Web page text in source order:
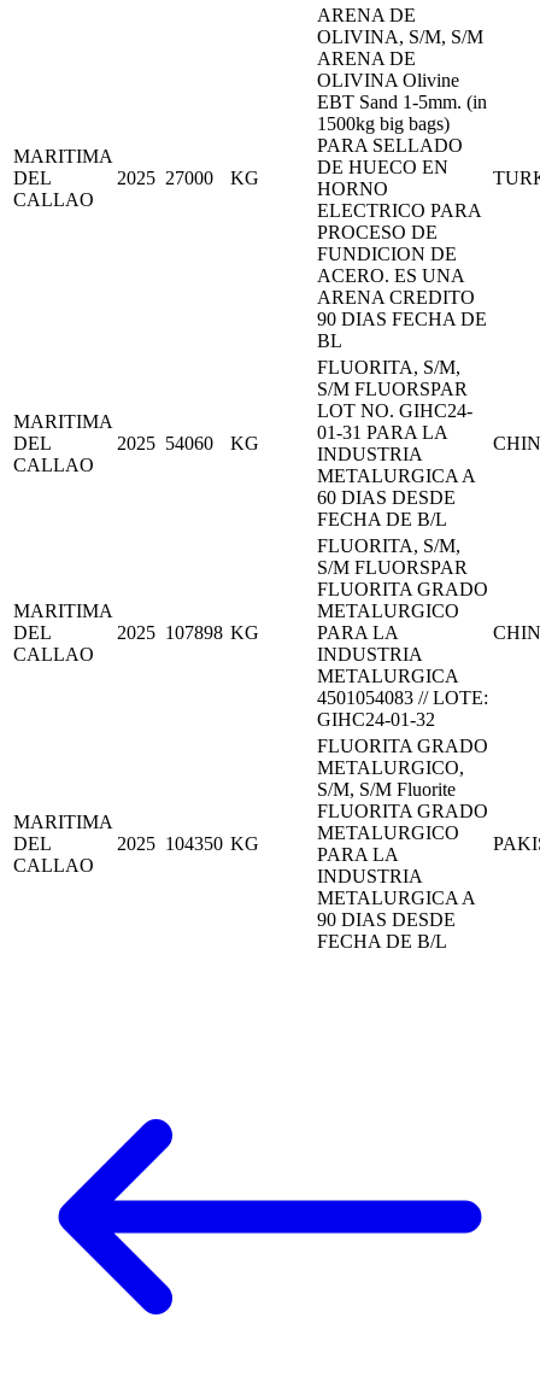
MARITIMA
DEL
CALLAO
2025 27000 KG
ARENA DE
OLIVINA, S/M, S/M
ARENA DE
OLIVINA Olivine
EBT Sand 1-5mm. (in
1500kg big bags)
PARA SELLADO
DE HUECO EN
HORNO
ELECTRICO PARA
PROCESO DE
FUNDICION DE
ACERO. ES UNA
ARENA CREDITO
90 DIAS FECHA DE
BL
MARITIMA
DEL
CALLAO
2025 54060 KG
FLUORITA, S/M,
S/M FLUORSPAR
LOT NO. GIHC24-
01-31 PARA LA
INDUSTRIA
METALURGICA A
60 DIAS DESDE
FECHA DE B/L
MARITIMA
DEL
CALLAO
2025 107898 KG
FLUORITA, S/M,
S/M FLUORSPAR
FLUORITA GRADO
METALURGICO
PARA LA
INDUSTRIA
METALURGICA
4501054083 // LOTE:
GIHC24-01-32
MARITIMA
DEL
CALLAO
2025 104350 KG
FLUORITA GRADO
METALURGICO,
S/M, S/M Fluorite
FLUORITA GRADO
METALURGICO
PARA LA
INDUSTRIA
METALURGICA A
90 DIAS DESDE
FECHA DE B/L